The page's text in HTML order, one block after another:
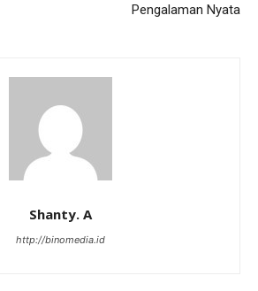
Pengalaman Nyata
Shanty. A
http://binomedia.id